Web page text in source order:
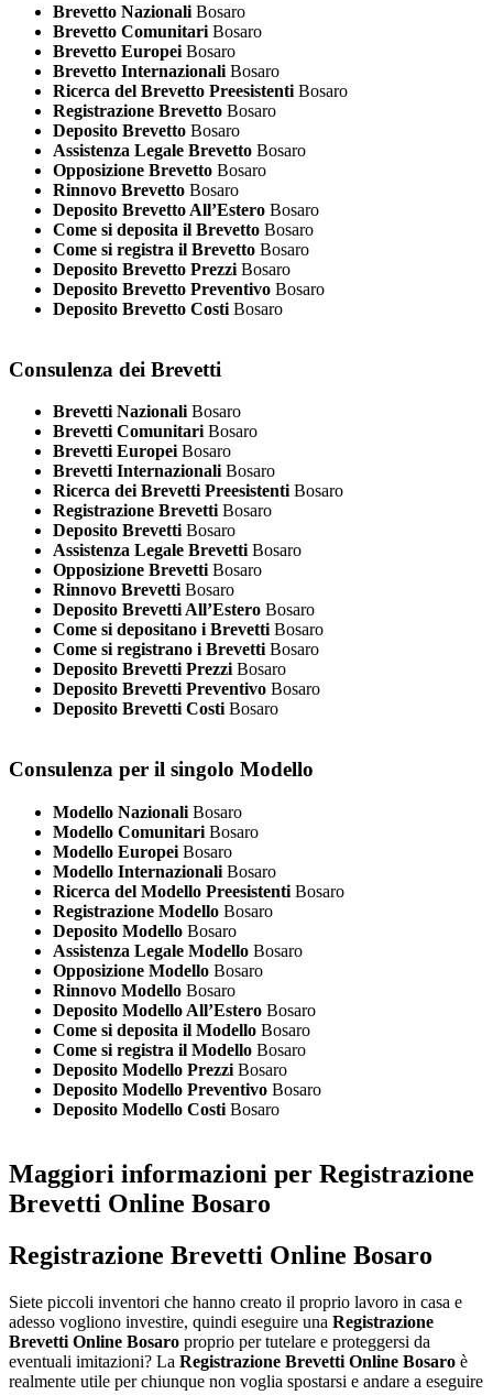
Brevetto Nazionali Bosaro
Brevetto Comunitari Bosaro
Brevetto Europei Bosaro
Brevetto Internazionali Bosaro
Ricerca del Brevetto Preesistenti Bosaro
Registrazione Brevetto Bosaro
Deposito Brevetto Bosaro
Assistenza Legale Brevetto Bosaro
Opposizione Brevetto Bosaro
Rinnovo Brevetto Bosaro
Deposito Brevetto All’Estero Bosaro
Come si deposita il Brevetto Bosaro
Come si registra il Brevetto Bosaro
Deposito Brevetto Prezzi Bosaro
Deposito Brevetto Preventivo Bosaro
Deposito Brevetto Costi Bosaro
Consulenza dei Brevetti
Brevetti Nazionali Bosaro
Brevetti Comunitari Bosaro
Brevetti Europei Bosaro
Brevetti Internazionali Bosaro
Ricerca dei Brevetti Preesistenti Bosaro
Registrazione Brevetti Bosaro
Deposito Brevetti Bosaro
Assistenza Legale Brevetti Bosaro
Opposizione Brevetti Bosaro
Rinnovo Brevetti Bosaro
Deposito Brevetti All’Estero Bosaro
Come si depositano i Brevetti Bosaro
Come si registrano i Brevetti Bosaro
Deposito Brevetti Prezzi Bosaro
Deposito Brevetti Preventivo Bosaro
Deposito Brevetti Costi Bosaro
Consulenza per il singolo Modello
Modello Nazionali Bosaro
Modello Comunitari Bosaro
Modello Europei Bosaro
Modello Internazionali Bosaro
Ricerca del Modello Preesistenti Bosaro
Registrazione Modello Bosaro
Deposito Modello Bosaro
Assistenza Legale Modello Bosaro
Opposizione Modello Bosaro
Rinnovo Modello Bosaro
Deposito Modello All’Estero Bosaro
Come si deposita il Modello Bosaro
Come si registra il Modello Bosaro
Deposito Modello Prezzi Bosaro
Deposito Modello Preventivo Bosaro
Deposito Modello Costi Bosaro
Maggiori informazioni per Registrazione
Brevetti Online Bosaro
Registrazione Brevetti Online Bosaro
Siete piccoli inventori che hanno creato il proprio lavoro in casa e
adesso vogliono investire, quindi eseguire una Registrazione
Brevetti Online Bosaro proprio per tutelare e proteggersi da
eventuali imitazioni? La Registrazione Brevetti Online Bosaro è
realmente utile per chiunque non voglia spostarsi e andare a eseguire